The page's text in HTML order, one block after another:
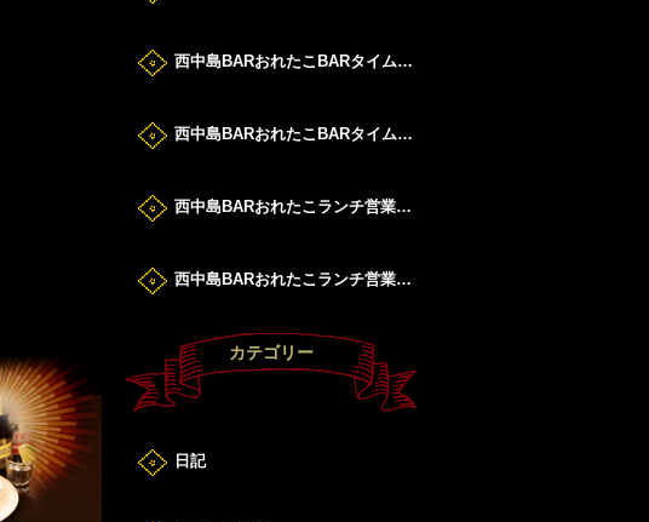
西中島BARおれたこBARタイムすたーと！
西中島BARおれたこBARタイムすたーと！
西中島BARおれたこランチ営業DAY！
西中島BARおれたこランチ営業DAY！
カテゴリー
日記